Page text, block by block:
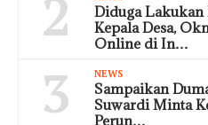
2
Diduga Lakukan
Kepala Desa,
Online di In…
3 NEWS
Sampaikan
Suwardi Minta
Perun…